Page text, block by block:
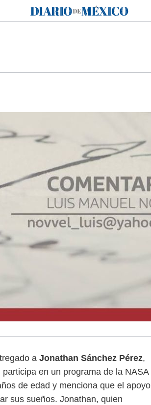
Diario de México
a Jonathan Sánchez Pérez,
en un programa de la NASA
de edad y menciona que el apoyo
sus sueños. Jonathan, quien